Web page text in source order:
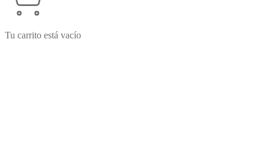
Tu carrito está vacío